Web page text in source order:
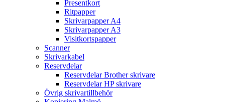
Presentkort
Ritpapper
Skrivarpapper A4
Skrivarpapper A3
Visitkortspapper
Scanner
Skrivarkabel
Reservdelar
Reservdelar Brother skrivare
Reservdelar HP skrivare
Övrig skrivartillbehör